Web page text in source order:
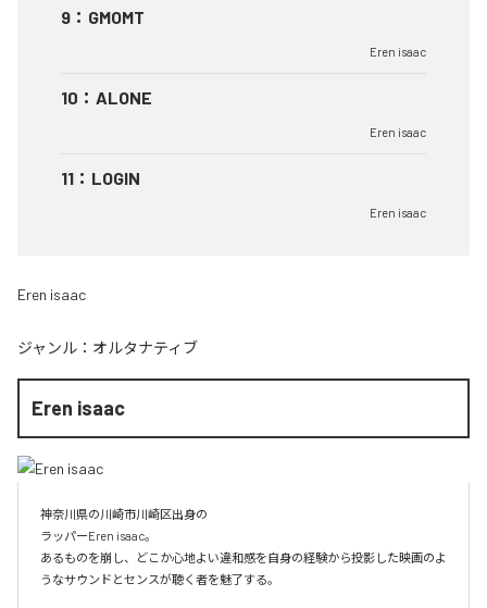
9 ： GMOMT
Eren isaac
10 ： ALONE
Eren isaac
11 ： LOGIN
Eren isaac
Eren isaac
ジャンル： オルタナティブ
Eren isaac
神奈川県の川崎市川崎区出身の
ラッパーEren isaac。
あるものを崩し、どこか心地よい違和感を自身の経験から投影した映画のよ
うなサウンドとセンスが聴く者を魅了する。